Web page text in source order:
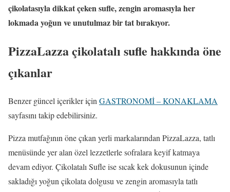
çikolatasıyla dikkat çeken sufle, zengin aromasıyla her
lokmada yoğun ve unutulmaz bir tat bırakıyor.
PizzaLazza çikolatalı sufle hakkında öne
çıkanlar
Benzer güncel içerikler için GASTRONOMİ – KONAKLAMA
sayfasını takip edebilirsiniz.
Pizza mutfağının öne çıkan yerli markalarından PizzaLazza, tatlı
menüsünde yer alan özel lezzetlerle sofralara keyif katmaya
devam ediyor. Çikolatalı Sufle ise sıcak kek dokusunun içinde
sakladığı yoğun çikolata dolgusu ve zengin aromasıyla tatlı